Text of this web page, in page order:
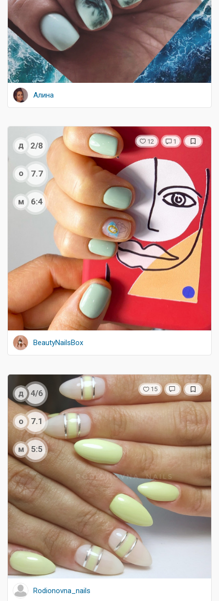
Алина
д 2/8
о 7.7
м 6:4
12 1
BeautyNailsBox
д 4/6
о 7.1
м 5:5
15
Rodionovna_nails